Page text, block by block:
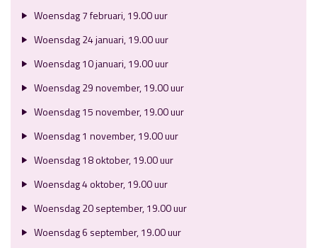
Woensdag 7 februari, 19.00 uur
Woensdag 24 januari, 19.00 uur
Woensdag 10 januari, 19.00 uur
Woensdag 29 november, 19.00 uur
Woensdag 15 november, 19.00 uur
Woensdag 1 november, 19.00 uur
Woensdag 18 oktober, 19.00 uur
Woensdag 4 oktober, 19.00 uur
Woensdag 20 september, 19.00 uur
Woensdag 6 september, 19.00 uur